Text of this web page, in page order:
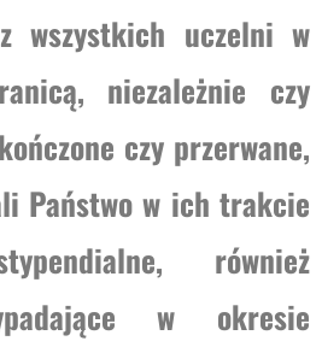
wszystkich uczelni w
niezależnie czy
czy przerwane,
Państwo w ich trakcie
również
w okresie